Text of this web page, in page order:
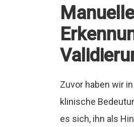
Zuvor haben wir
klinische
es sich, ihn als